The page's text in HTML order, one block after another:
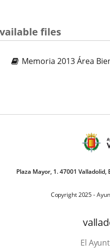
files
Memoria 2013 Área
Plaza Mayor, 1. 47001 Valladolid,
Copyright 2025 -
El